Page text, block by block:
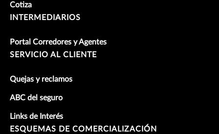
Cotiza
INTERMEDIARIOS
Portal Corredores y Agentes
SERVICIO AL CLIENTE
Quejas y reclamos
ABC del seguro
Links de Interés
ESQUEMAS DE COMERCIALIZACIÓN